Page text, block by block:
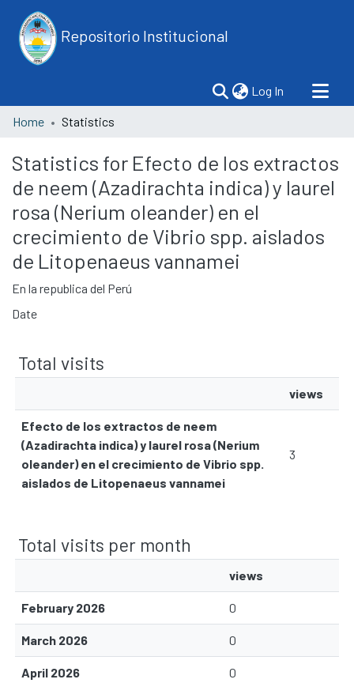
Repositorio Institucional
Log In (current)
Home Statistics
Statistics for Efecto de los extractos
de neem (Azadirachta indica) y laurel
rosa (Nerium oleander) en el
crecimiento de Vibrio spp. aislados
de Litopenaeus vannamei
En la republica del Perú
Date
Total visits
views
Efecto de los extractos de neem
(Azadirachta indica) y laurel rosa (Nerium
oleander) en el crecimiento de Vibrio spp.
aislados de Litopenaeus vannamei
3
Total visits per month
views
February 2026 0
March 2026 0
April 2026 0